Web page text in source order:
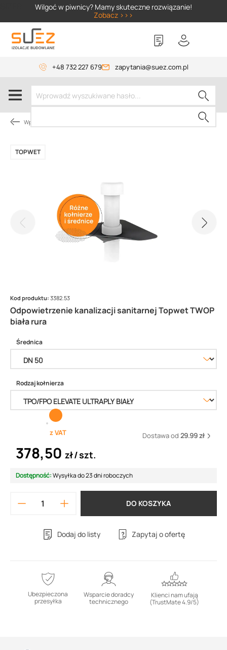
Wilgoć w piwnicy? Mamy skuteczne rozwiązanie!
Zobacz >>>
+48 732 227 679 zapytania@suez.com.pl
Wpusty i akcesoria
Odpowietrzenie kanalizacji sanitarnej Topwet TWOP
biała rura
TOPWET
Kod produktu: 3382.53
Średnica
Rodzaj kołnierza
z VAT Dostawa od 29.99 zł
378,50 zł szt.
Dostępność:Wysyłka do 23 dni roboczych
DO KOSZYKA
Dodaj do listy Zapytaj o ofertę
Ubezpieczona
przesyłka
Wsparcie doradcy
technicznego
Klienci nam ufają
(TrustMate 4.9/5)